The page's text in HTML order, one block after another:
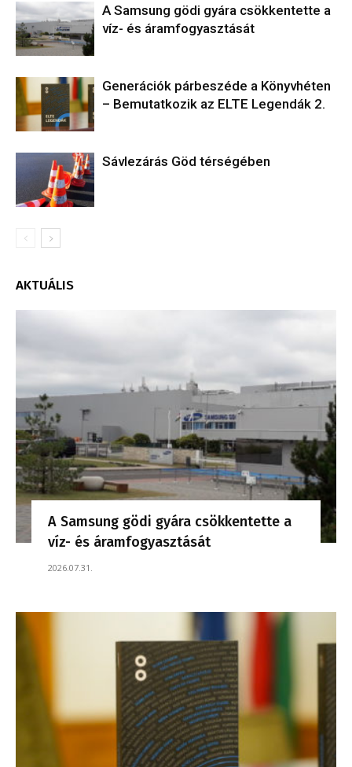
A Samsung gödi gyára csökkentette a
víz- és áramfogyasztását
Generációk párbeszéde a Könyvhéten
– Bemutatkozik az ELTE Legendák 2.
Sávlezárás Göd térségében
AKTUÁLIS
A Samsung gödi gyára csökkentette a
víz- és áramfogyasztását
2026.07.31.